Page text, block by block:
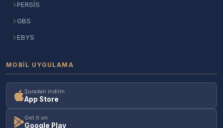
PERSİS
GBS
EBYS
MOBIL UYGULAMA
Şuradan indirin
App Store
Get it on
Google Play